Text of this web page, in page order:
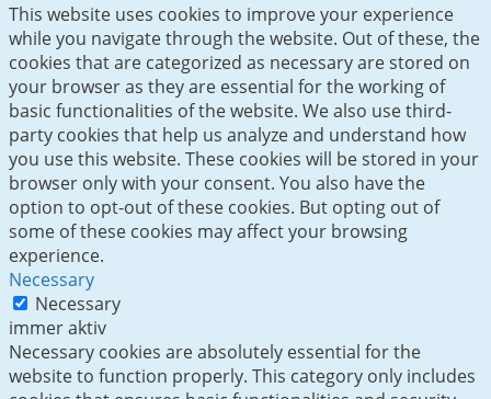
This website uses cookies to improve your experience
while you navigate through the website. Out of these, the
cookies that are categorized as necessary are stored on
your browser as they are essential for the working of
basic functionalities of the website. We also use third-
party cookies that help us analyze and understand how
you use this website. These cookies will be stored in your
browser only with your consent. You also have the
option to opt-out of these cookies. But opting out of
some of these cookies may affect your browsing
experience.
Necessary
Necessary
immer aktiv
Necessary cookies are absolutely essential for the
website to function properly. This category only includes